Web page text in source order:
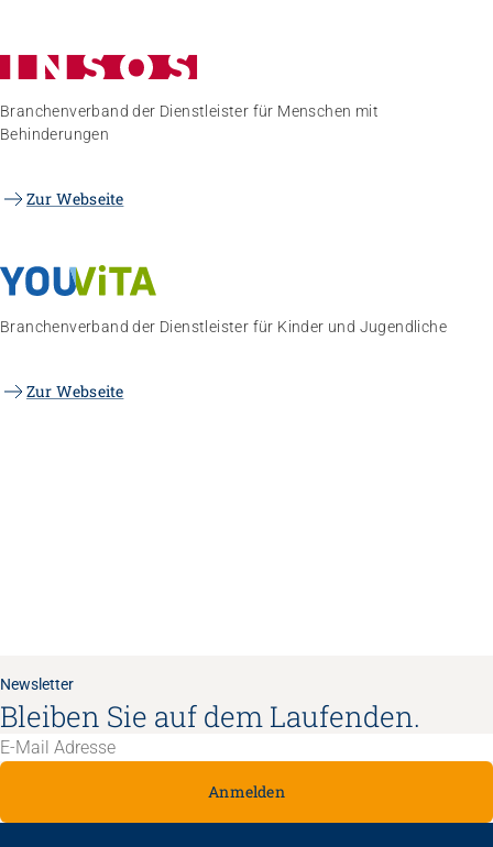
Branchenverband der Dienstleister für Menschen mit
Behinderungen
Zur Webseite
Branchenverband der Dienstleister für Kinder und Jugendliche
Zur Webseite
Newsletter
Bleiben Sie auf dem Laufenden.
Anmelden